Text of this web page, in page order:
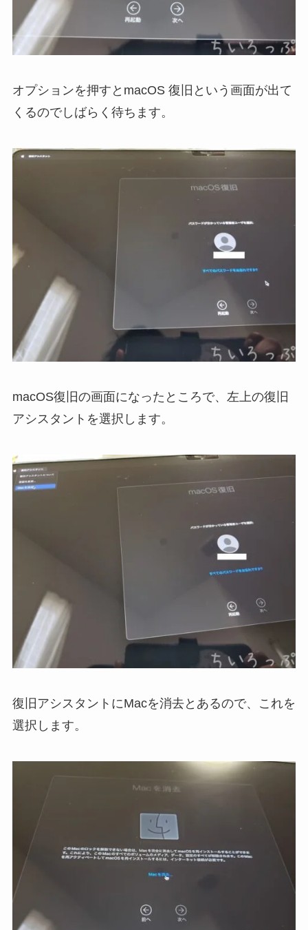
オプションを押すとmacOS 復旧という画面が出て
くるのでしばらく待ちます。
macOS復旧の画面になったところで、左上の復旧
アシスタントを選択します。
復旧アシスタントにMacを消去とあるので、これを
選択します。